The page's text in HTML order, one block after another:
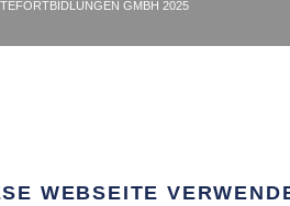
GMBH 2025
WEBSEITE